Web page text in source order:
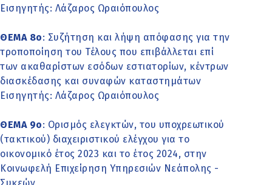
Εισηγητής: Λάζαρος Ωραιόπουλος
ΘΕΜΑ 8o: Συζήτηση και λήψη απόφασης για την
τροποποίηση του Τέλους που επιβάλλεται επί
των ακαθαρίστων εσόδων εστιατορίων, κέντρων
διασκέδασης και συναφών καταστημάτων
Εισηγητής: Λάζαρος Ωραιόπουλος
ΘΕΜΑ 9o: Ορισμός ελεγκτών, του υποχρεωτικού
(τακτικού) διαχειριστικού ελέγχου για το
οικονομικό έτος 2023 και το έτος 2024, στην
Κοινωφελή Επιχείρηση Υπηρεσιών Νεάπολης -
Συκεών